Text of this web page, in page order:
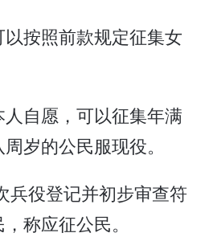
按照前款规定征集女
自愿，可以征集年满
岁的公民服现役。
兵役登记并初步审查符
称应征公民。